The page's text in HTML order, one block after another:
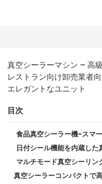
真空シーラーマシン – 高
レストラン向け卸売業者
エレガントなユニット
目次
食品真空シーラー機-スマ
日付シール機能を内蔵し
マルチモード真空シーリン
真空シーラーコンパクトで